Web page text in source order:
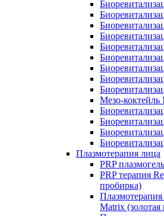
Мезо-коктейль
Плазмотерапия лица
PRP плазмогель
PRP терапия
пробирка)
Matrix (золотая